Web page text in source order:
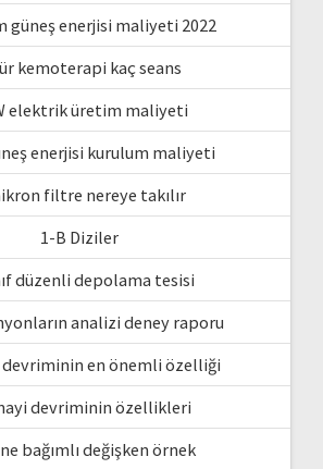
güneş enerjisi maliyeti 2022
kemoterapi kaç seans
elektrik üretim maliyeti
enerjisi kurulum maliyeti
filtre nereye takılır
1-B Diziler
düzenli depolama tesisi
analizi deney raporu
devriminin en önemli özelliği
devriminin özellikleri
bağımlı değişken örnek